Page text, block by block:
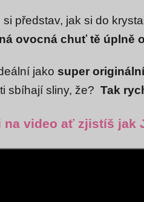
si představ, jak si do
ovocná chuť tě úplně
jako super
sbíhají sliny, že? Tak
na video ať zjistíš jak